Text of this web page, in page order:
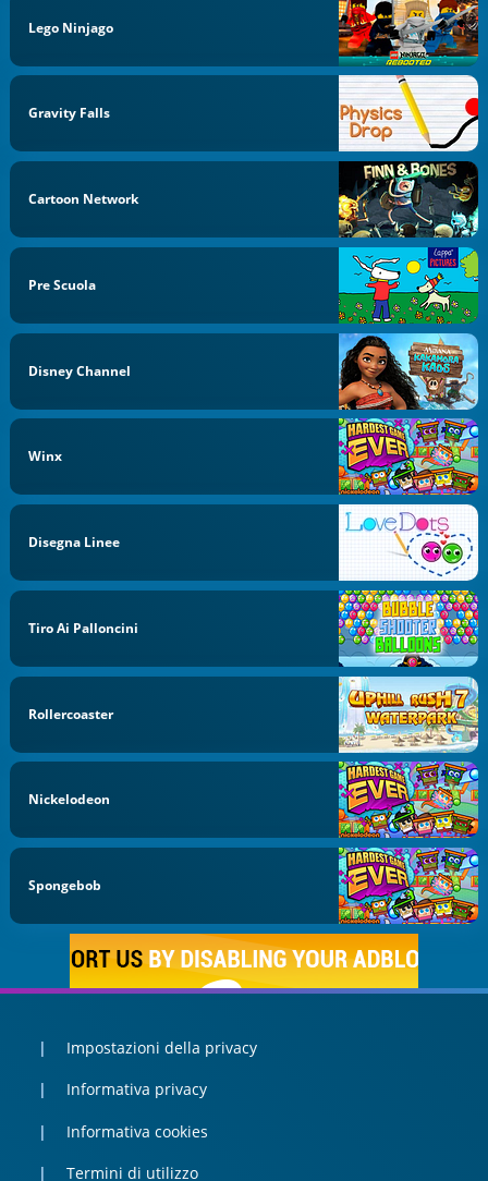
Lego Ninjago
Gravity Falls
Cartoon Network
Pre Scuola
Disney Channel
Winx
Disegna Linee
Tiro Ai Palloncini
Rollercoaster
Nickelodeon
Spongebob
Impostazioni della privacy
Informativa privacy
Informativa cookies
Termini di utilizzo